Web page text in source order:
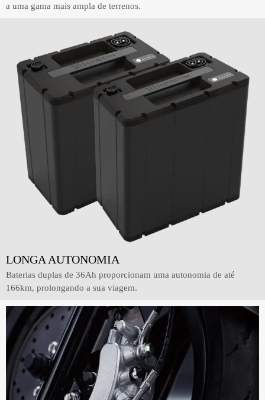
a uma gama mais ampla de terrenos.
LONGA AUTONOMIA
Baterias duplas de 36Ah proporcionam uma autonomia de até
166km, prolongando a sua viagem.